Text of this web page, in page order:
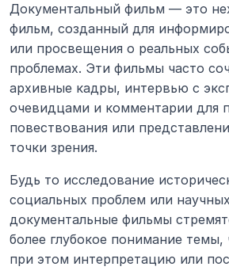
Документальный фильм — это
фильм, созданный для
или просвещения о реальных
проблемах. Эти фильмы часто
архивные кадры, интервью с
очевидцами и комментарии для
повествования или
точки зрения.
Будь то исследование
социальных проблем или
документальные фильмы
более глубокое понимание темы,
при этом интерпретацию или